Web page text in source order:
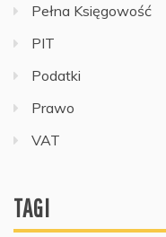
Pełna Księgowość
PIT
Podatki
Prawo
VAT
TAGI